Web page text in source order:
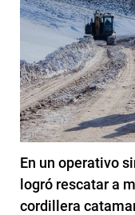
En un operativo
logró rescatar a
cordillera